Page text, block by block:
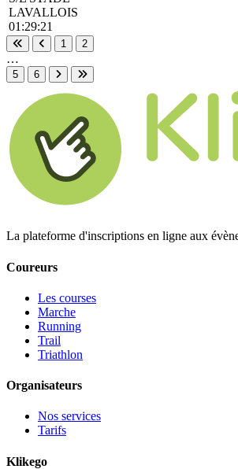
LAVALLOIS
01:29:21
Première page
Page précédente
1 2
…
5
6
Page suivante
Dernière page
La plateforme d'inscriptions en ligne aux
Coureurs
Les courses
Marche
Running
Trail
Triathlon
Organisateurs
Nos services
Tarifs
Klikego